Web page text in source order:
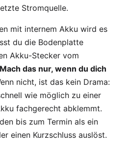
Stromquelle.
mit internem Akku wird es
du die Bodenplatte
Akku-Stecker vom
Mach das nur, wenn du dich
nicht, ist das kein Drama:
wie möglich zu einer
fachgerecht abklemmt.
bis zum Termin als ein
einen Kurzschluss auslöst.